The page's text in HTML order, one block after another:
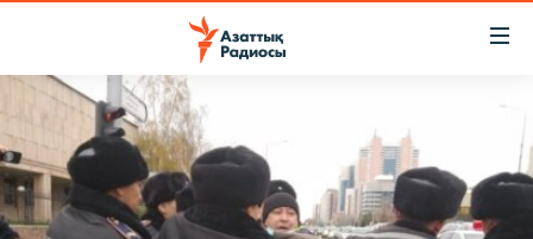
Skip
main
content
Skip
ЖАҢАЛЫҚТАР
САЯСАТ
AZATTYQTV